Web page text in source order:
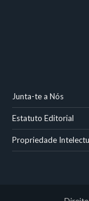
Junta-te a Nós
Estatuto Editorial
Propriedade